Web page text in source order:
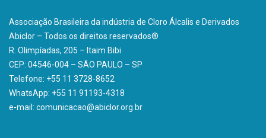
Associação Brasileira da indústria de Cloro Álcalis e Derivados
Abiclor – Todos os direitos reservados®
R. Olimpíadas, 205 – Itaim Bibi
CEP: 04546-004 – SÃO PAULO – SP
Telefone: +55 11 3728-8652
WhatsApp: +55 11 91193-4318
e-mail: comunicacao@abiclor.org.br